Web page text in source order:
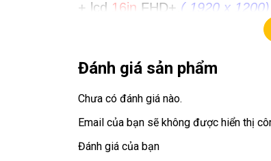
+ lcd 16in FHD+ ( 1920 x 1200)
💻LAPTOP TRIỀU PHÁT • UY TÍN •
Hotline / Zalo:
Đánh giá sản phẩm
Chưa có đánh giá nào.
Email của bạn sẽ không được hiển thị
Đánh giá của bạn